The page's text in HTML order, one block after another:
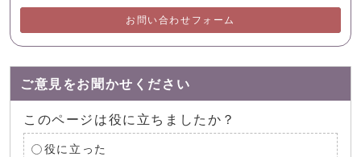
お問い合わせフォーム
ご意見をお聞かせください
このページは役に立ちましたか？
役に立った